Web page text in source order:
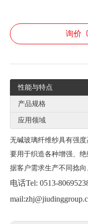
询价
性能与特点
产品规格
应用领域
无碱玻璃纤维纱具有强
要用于织造各种增强、
据客户需求生产不同捻向
电话Tel: 0513-